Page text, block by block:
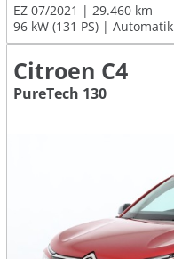
EZ 07/2021
29.460 km
96 kW (131 PS)
Automatik
Citroen C4
PureTech 130